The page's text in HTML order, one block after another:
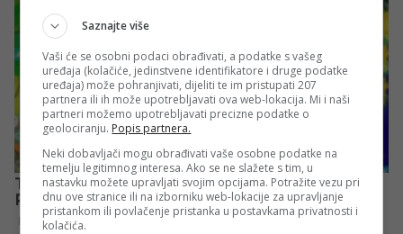
Saznajte više
Vaši će se osobni podaci obrađivati, a podatke s vašeg
uređaja (kolačiće, jedinstvene identifikatore i druge podatke
uređaja) može pohranjivati, dijeliti te im pristupati 207
partnera ili ih može upotrebljavati ova web-lokacija. Mi i naši
partneri možemo upotrebljavati precizne podatke o
geolociranju. Popis partnera.
Neki dobavljači mogu obrađivati vaše osobne podatke na
temelju legitimnog interesa. Ako se ne slažete s tim, u
nastavku možete upravljati svojim opcijama. Potražite vezu pri
dnu ove stranice ili na izborniku web-lokacije za upravljanje
pristankom ili povlačenje pristanka u postavkama privatnosti i
kolačića.